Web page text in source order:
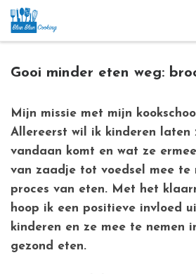
Ga naar inhoud
Gooi minder eten weg:
Mijn missie met mijn
Allereerst wil ik kinderen laten
vandaan komt en wat ze
van zaadje tot voedsel mee te
proces van eten. Met het
hoop ik een positieve invloed
kinderen en ze mee te nemen
gezond eten.